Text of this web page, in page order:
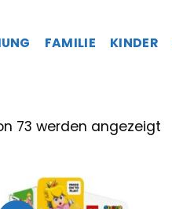
FAMILIE KINDER
73 werden angezeigt